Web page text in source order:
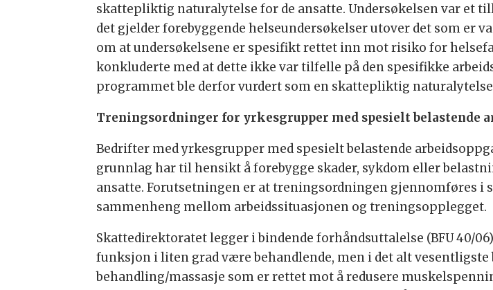
skattepliktig naturalytelse for de ansatte. Undersøkelsen var et
det gjelder forebyggende helseundersøkelser utover det som er
om at undersøkelsene er spesifikt rettet inn mot risiko for
konkluderte med at dette ikke var tilfelle på den spesifikke
programmet ble derfor vurdert som en skattepliktig
Treningsordninger for yrkesgrupper med spesielt belastende
Bedrifter med yrkesgrupper med spesielt belastende
grunnlag har til hensikt å forebygge skader, sykdom eller
ansatte. Forutsetningen er at treningsordningen gjennomføres i
sammenheng mellom arbeidssituasjonen og treningsopplegget.
Skattedirektoratet legger i bindende forhåndsuttalelse (BFU 40/
funksjon i liten grad være behandlende, men i det alt
behandling/massasje som er rettet mot å redusere